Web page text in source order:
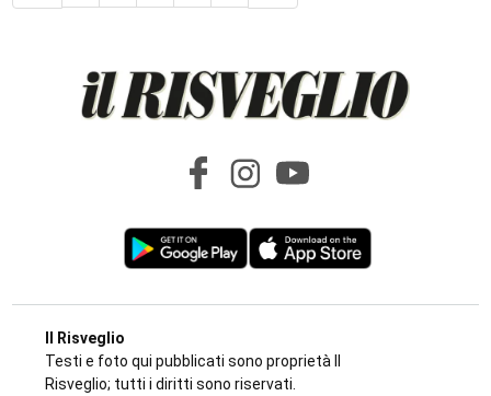
Il Risveglio
Testi e foto qui pubblicati sono proprietà Il
Risveglio; tutti i diritti sono riservati.